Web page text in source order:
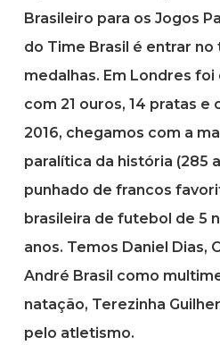
Brasileiro para os Jogos
do Time Brasil é entrar
medalhas. Em Londres
com 21 ouros, 14 pratas e
2016, chegamos com a
paralítica da história (285
punhado de francos
brasileira de futebol de 5
anos. Temos Daniel Dias,
André Brasil como
natação, Terezinha
pelo atletismo.